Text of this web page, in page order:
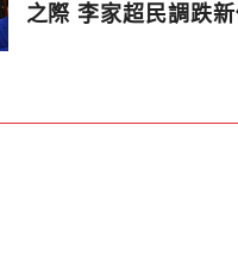
之際 李家超民調跌